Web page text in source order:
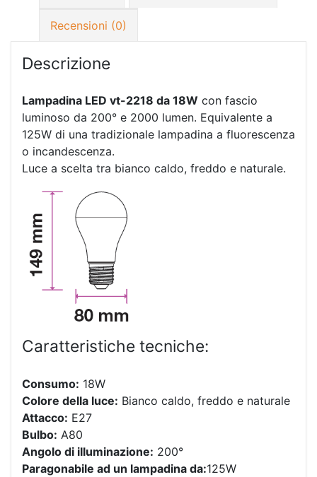
Recensioni (0)
Descrizione
Lampadina LED vt-2218 da 18W con fascio
luminoso da 200° e 2000 lumen. Equivalente a
125W di una tradizionale lampadina a fluorescenza
o incandescenza.
Luce a scelta tra bianco caldo, freddo e naturale.
Caratteristiche tecniche:
Consumo: 18W
Colore della luce: Bianco caldo, freddo e naturale
Attacco: E27
Bulbo: A80
Angolo di illuminazione: 200°
Paragonabile ad un lampadina da:125W